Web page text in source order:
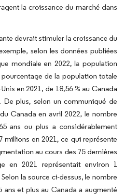
la croissance du marché dans
devrait stimuler la croissance du
selon les données publiées
mondiale en 2022, la population
de la population totale
en 2021, de 18,56 % au Canada
De plus, selon un communiqué de
Canada en avril 2022, le nombre
ans ou plus a considérablement
millions en 2021, ce qui représente
au cours des 75 dernières
en 2021 représentait environ 1
la source ci-dessus, le nombre
ans et plus au Canada a augmenté